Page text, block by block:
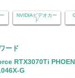
NVIDIAビデオカー
ド
ード
RTX3070Ti
G